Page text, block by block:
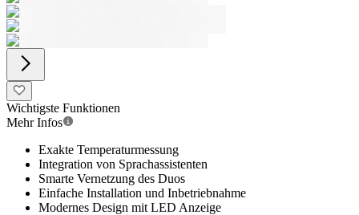
Wichtigste Funktionen
Mehr Infos
Exakte Temperaturmessung
Integration von Sprachassistenten
Smarte Vernetzung des Duos
Einfache Installation und Inbetriebnahme
Modernes Design mit LED Anzeige